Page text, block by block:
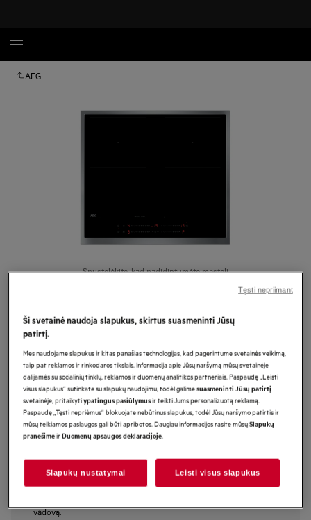
AEG
Spustelėkite, kad padidintumėte mastelį
TO64IM00XB
Indukcinė kaitlentė 60 cm 6000
serija
Pagrindiniai privalumai
Dvi kaitvietes paverskite į vieną – abiejose kaitlentės pusėse.
„DoubleBridge“ apjungia dvi kaitlentės sritis.
Akimirksniu nustatykite temperatūrą tiesioginiais jutikliniais valdikliais
2023/988 yra pateikiami vartotojo vadovo I ir II skyriuose.
vadovą.
Ši svetainė naudoja slapukus, skirtus suasmeninti Jūsų
patirtį.
Mes naudojame slapukus ir kitas panašias technologijas, kad pagerintume svetainės veikimą,
taip pat reklamos ir rinkodaros tikslais. Informacija apie Jūsų naršymą mūsų svetainėje
dalijamės su socialinių tinklų, reklamos ir duomenų analitikos partneriais. Paspaudę „Leisti
visus slapukus“ sutinkate su slapukų naudojimu, todėl galimesuasmeninti Jūsų patirtį
svetainėje, pritaikytiypatingus pasiūlymusir teikti Jums personalizuotą reklamą.
Paspaudę „Tęsti nepriėmus“ blokuojate nebūtinus slapukus, todėl Jūsų naršymo patirtis ir
mūsų teikiamos paslaugos gali būti apribotos. Daugiau informacijos rasite mūsųSlapukų
pranešimeirDuomenų apsaugos deklaracijoje.
Slapukų nustatymai Leisti visus slapukus
Tęsti nepriimant